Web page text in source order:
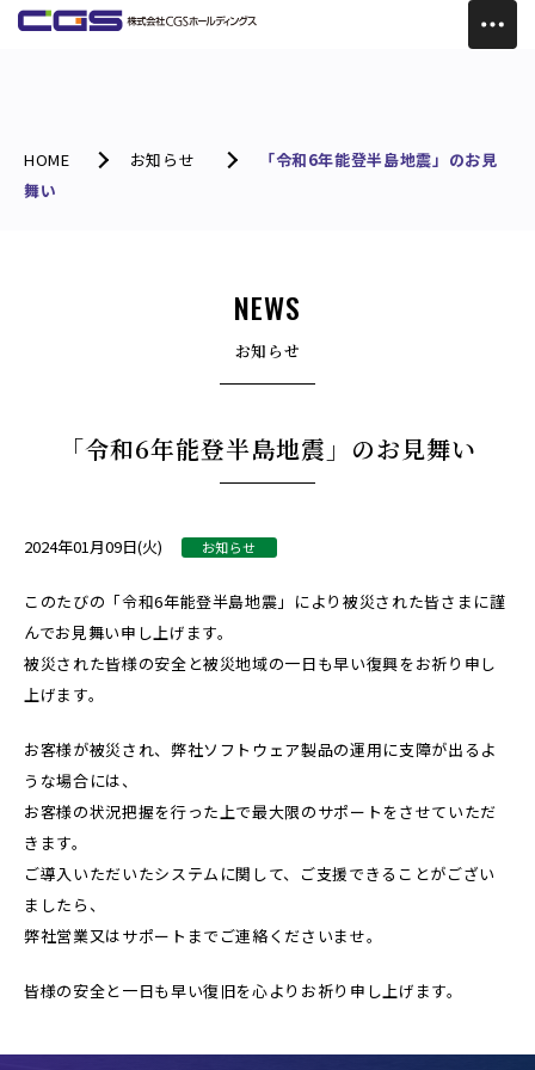
HOME お知らせ
「令和6年能登半島地震」のお見
舞い
NEWS
お知らせ
「令和6年能登半島地震」のお見舞い
2024年01月09日(火) お知らせ
このたびの「令和6年能登半島地震」により被災された皆さまに謹
んでお見舞い申し上げます。
被災された皆様の安全と被災地域の一日も早い復興をお祈り申し
上げます。
お客様が被災され、弊社ソフトウェア製品の運用に支障が出るよ
うな場合には、
お客様の状況把握を行った上で最大限のサポートをさせていただ
きます。
ご導入いただいたシステムに関して、ご支援できることがござい
ましたら、
弊社営業又はサポートまでご連絡くださいませ。
皆様の安全と一日も早い復旧を心よりお祈り申し上げます。